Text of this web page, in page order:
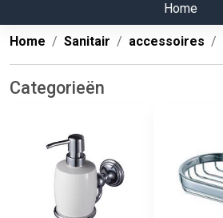
Home
Home Sanitair accessoires
Categorieën